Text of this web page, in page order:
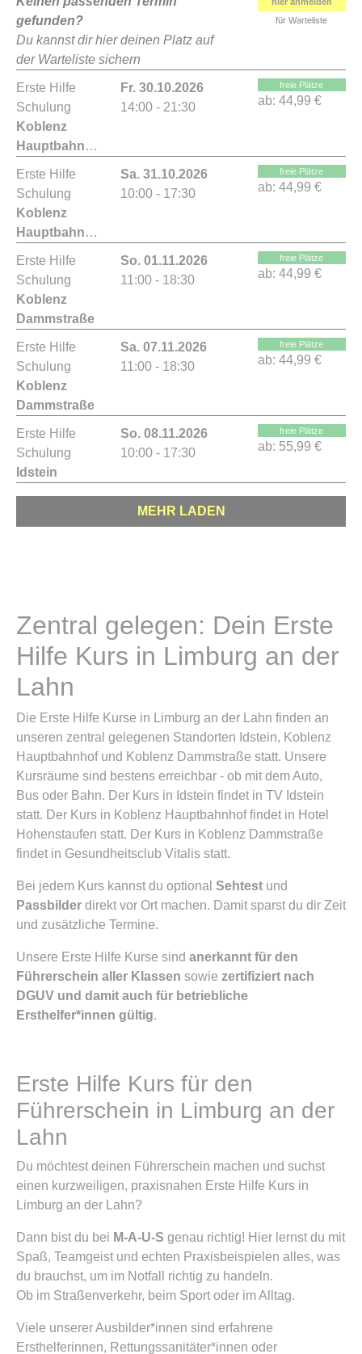
gefunden?
Du kannst dir hier deinen Platz auf
der Warteliste sichern
für Warteliste
Erste Hilfe
Schulung
Koblenz
Hauptbahnhof
Fr. 30.10.2026
14:00 - 21:30
freie Plätze
ab: 44,99 €
Erste Hilfe
Schulung
Koblenz
Hauptbahnhof
Sa. 31.10.2026
10:00 - 17:30
freie Plätze
ab: 44,99 €
Erste Hilfe
Schulung
Koblenz
Dammstraße
So. 01.11.2026
11:00 - 18:30
freie Plätze
ab: 44,99 €
Erste Hilfe
Schulung
Koblenz
Dammstraße
Sa. 07.11.2026
11:00 - 18:30
freie Plätze
ab: 44,99 €
Erste Hilfe
Schulung
Idstein
So. 08.11.2026
10:00 - 17:30
freie Plätze
ab: 55,99 €
MEHR LADEN
Zentral gelegen: Dein Erste
Hilfe Kurs in Limburg an der
Lahn
Die Erste Hilfe Kurse in Limburg an der Lahn finden an
unseren zentral gelegenen Standorten Idstein, Koblenz
Hauptbahnhof und Koblenz Dammstraße statt. Unsere
Kursräume sind bestens erreichbar - ob mit dem Auto,
Bus oder Bahn. Der Kurs in Idstein findet in TV Idstein
statt. Der Kurs in Koblenz Hauptbahnhof findet in Hotel
Hohenstaufen statt. Der Kurs in Koblenz Dammstraße
findet in Gesundheitsclub Vitalis statt.
Bei jedem Kurs kannst du optional Sehtest und
Passbilder direkt vor Ort machen. Damit sparst du dir Zeit
und zusätzliche Termine.
Unsere Erste Hilfe Kurse sind anerkannt für den
Führerschein aller Klassen sowie zertifiziert nach
DGUV und damit auch für betriebliche
Ersthelfer*innen gültig.
Erste Hilfe Kurs für den
Führerschein in Limburg an der
Lahn
Du möchtest deinen Führerschein machen und suchst
einen kurzweiligen, praxisnahen Erste Hilfe Kurs in
Limburg an der Lahn?
Dann bist du bei M-A-U-S genau richtig! Hier lernst du mit
Spaß, Teamgeist und echten Praxisbeispielen alles, was
du brauchst, um im Notfall richtig zu handeln.
Ob im Straßenverkehr, beim Sport oder im Alltag.
Viele unserer Ausbilder*innen sind erfahrene
Ersthelferinnen, Rettungssanitäter*innen oder